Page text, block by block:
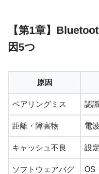
【第1章】
因5つ
原因
ペアリングミス 認
距離・障害物 電
キャッシュ不良 設
ソフトウェアバグ OS